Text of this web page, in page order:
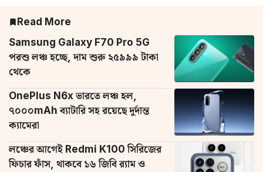
Read More
Samsung Galaxy F70 Pro 5G
পরশু লঞ্চ হচ্ছে, দাম শুরু ২৫৯৯৯ টাকা
থেকে
OnePlus N6x ভারতে লঞ্চ হল,
৭০০০mAh ব্যাটারি সহ রয়েছে দুর্দান্ত
ক্যামেরা
লঞ্চের আগেই Redmi K100 সিরিজের
ফিচার ফাঁস, থাকবে ১৬ জিবি র‌্যাম ও